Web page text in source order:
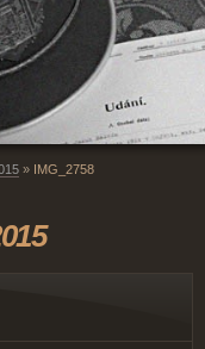
» IMG_2758